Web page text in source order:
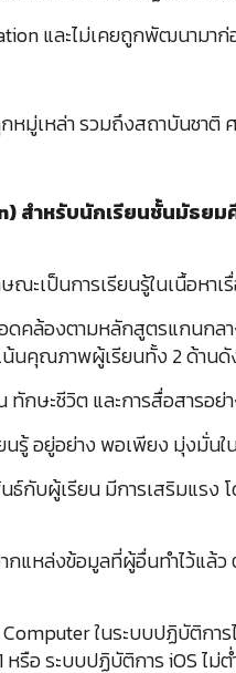
และไม่เคยถูกพัฒนามาก่
มู่เหล่า รวมถึงสถาบันชาติ
ำหรับนักเรียนชั้นมัธยมศึ
ะเป็นการเรียนรู้ในเนื้อห
ดคล้องตามหลักสูตรแกนก
น้นคุณภาพผู้เรียนทั้ง 2 ด้าน
ทักษะชีวิต และการสื่อสารอ
อยู่อย่าง พอเพียง มุ่งมั่นใ
บผู้เรียน มีการเสริมแรง
แหล่งข้อมูลที่ผู้อื่นทำไว้แล้
ในระบบปฏิบัติการ
อ ระบบปฏิบัติการ iOS ไม่ต่